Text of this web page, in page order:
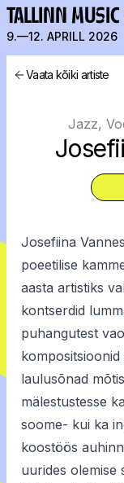
TALLINN MUSIC
9.—12. APRILL 2026
Vaata kõiki artiste
Jazz,
Josefiina
poeetilise
aasta artistiks
kontserdid
puhangutest
laulusõnad
mälestustesse
soome- kui ka
koostöös
uurides olemise